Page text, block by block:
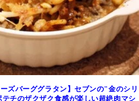
ズバーググラタン】セブンの"金のシリ
チのザクザク食感が楽しい超絶肉マシ